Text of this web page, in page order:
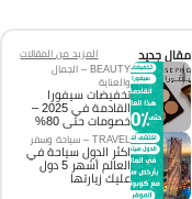
مقال جديد
المزيد من المقالات
BEAUTY – الجمال
والعناية
تخفيضات سيفورا
القادمة في 2025 –
خصومات حتى 80%
TRAVEL – سياحة وسفر
اكثر الدول سياحة في
العالم أشهر 5 دول
عليك زيارتها